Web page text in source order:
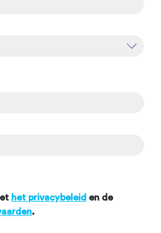
het privacybeleid en de
.